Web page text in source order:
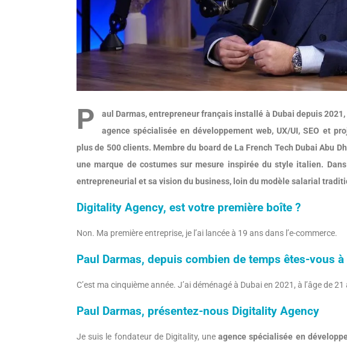
P
aul Darmas, entrepreneur français installé à Dubai depuis
agence spécialisée en développement web, UX/UI, SEO et
plus de 500 clients. Membre du board de La French Tech Dubai Abu
une marque de costumes sur mesure inspirée du style italien.
entrepreneurial et sa vision du business, loin du modèle salarial
Digitality Agency, est votre première boîte ?
Non. Ma première entreprise, je l’ai lancée à 19 ans dans l’e-commerce.
Paul Darmas, depuis combien de temps êtes-vous à
C’est ma cinquième année. J’ai déménagé à Dubai en 2021, à l’âge de 21
Paul Darmas, présentez-nous Digitality Agency
Je suis le fondateur de Digitality, uneagence spécialisée en